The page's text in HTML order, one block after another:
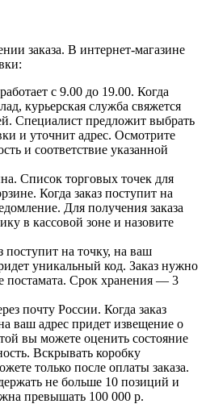
заказа. В интернет-магазине
с 9.00 до 19.00. Когда
курьерская служба свяжется
Специалист предложит выбрать
и уточнит адрес. Осмотрите
и соответствие указанной
Список торговых точек для
Когда заказ поступит на
Для получения заказа
в кассовой зоне и назовите
поступит на точку, на ваш
уникальный код. Заказ нужно
постамата. Срок хранения — 3
почту России. Когда заказ
ваш адрес придет извещение о
вы можете оценить состояние
Вскрывать коробку
только после оплаты заказа.
не больше 10 позиций и
превышать 100 000 р.